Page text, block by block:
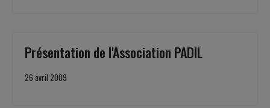
Présentation de l'Association PADIL
26 avril 2009